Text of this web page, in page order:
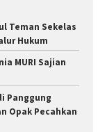
Teman Sekelas
Hukum
MURI Sajian
Panggung
Opak Pecahkan